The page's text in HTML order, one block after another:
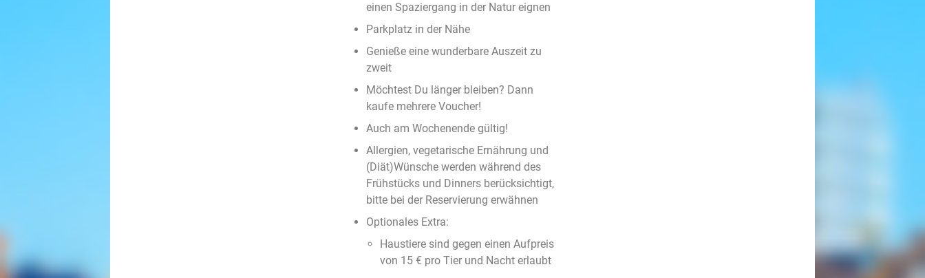
einen Spaziergang in der Natur eignen
Parkplatz in der Nähe
Genieße eine wunderbare Auszeit zu
zweit
Möchtest Du länger bleiben? Dann
kaufe mehrere Voucher!
Auch am Wochenende gültig!
Allergien, vegetarische Ernährung und
(Diät)Wünsche werden während des
Frühstücks und Dinners berücksichtigt,
bitte bei der Reservierung erwähnen
Optionales Extra:
Haustiere sind gegen einen Aufpreis
von 15 € pro Tier und Nacht erlaubt